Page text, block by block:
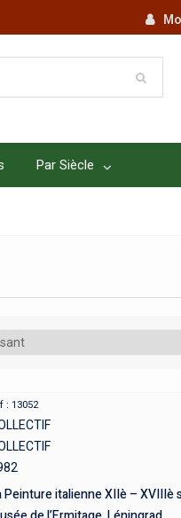
Par Siècle
: 13052
Peinture italienne XIIè – XVIIIè